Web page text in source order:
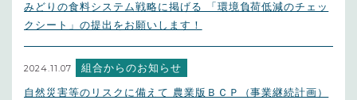
みどりの食料システム戦略に掲げる 「環境負荷低減のチェッ
クシート」の提出をお願いします！
2024.11.07 組合からのお知らせ
自然災害等のリスクに備えて 農業版ＢＣＰ（事業継続計画）